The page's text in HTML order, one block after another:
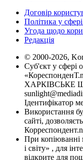
Договір
Політика у
Угода щодо
Редакція
© 2000-2026,
Суб'єкт у сфері
ХАРКІВСЬКЕ
Ідентифікатор
Використання
сайті,
При копіюванні
і світу» , для
відкрите для